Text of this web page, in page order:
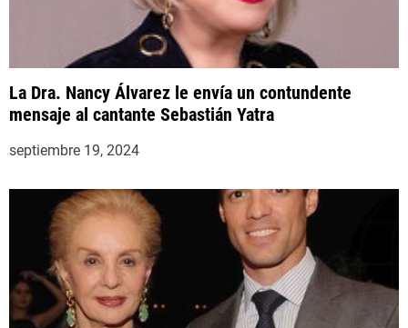
La Dra. Nancy Álvarez le envía un contundente
mensaje al cantante Sebastián Yatra
septiembre 19, 2024